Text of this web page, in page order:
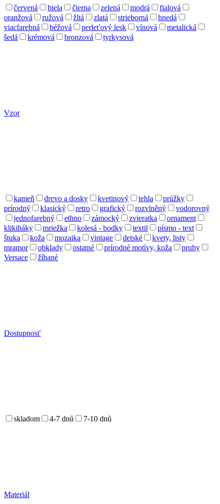
červená biela čierna zelená modrá
fialová
oranžová
ružová žltá zlatá strieborná
hnedá
viacfarebná
béžová perleťový lesk vínová
metalická
šedá
krémová bronzová tyrkysová
Vzor
kameň drevo a dosky kvetinový tehla
prúžky
prírodný
klasický retro grafický rozvlněný
vodorovný
jednofarebný
ethno zámocký zvieratka
ornament
klikiháky
mriežka kolesá - bodky textil
písmo - text
štuka
koža mozaika vintage detské
kvety, listy
mramor
obklady ostatné prírodné motívy, koža
pruhy
Versace
žíhané
Dostupnosť
skladom 4-7 dnů 7-10 dnů
Materiál